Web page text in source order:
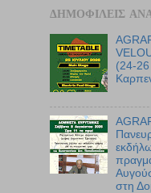
ΔΗΜΟΦΙΛΕΊΣ
(24-
στη